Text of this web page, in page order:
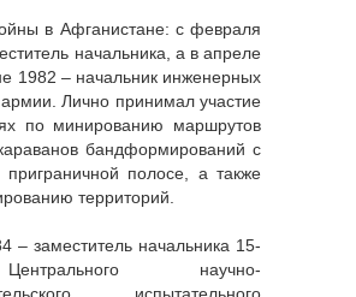
в Афганистане: с февраля
начальника, а в апреле
1982 – начальник инженерных
Лично принимал участие
по минированию маршрутов
бандформирований с
полосе, а также
территорий.
– заместитель начальника 15-
научно-